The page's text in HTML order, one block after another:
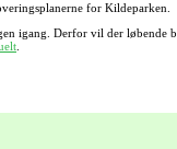
for Kildeparken.
igang. Derfor vil der løbende